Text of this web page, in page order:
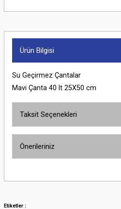
Ürün Bilgisi
Su Geçirmez Çantalar
Mavi Çanta 40 lt 25X50 cm
Taksit Seçenekleri
Önerileriniz
yetersiz gördüğünüz noktaları öneri
Etiketler :